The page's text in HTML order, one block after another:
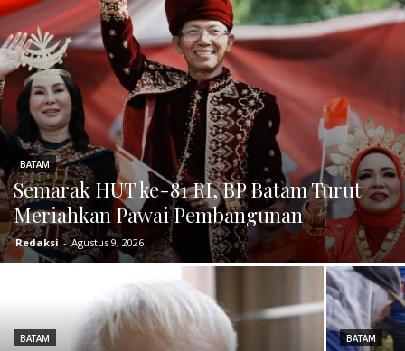
BATAM
Semarak HUT ke-81 RI, BP Batam Turut
Meriahkan Pawai Pembangunan
Redaksi - Agustus 9, 2026
BATAM BATAM